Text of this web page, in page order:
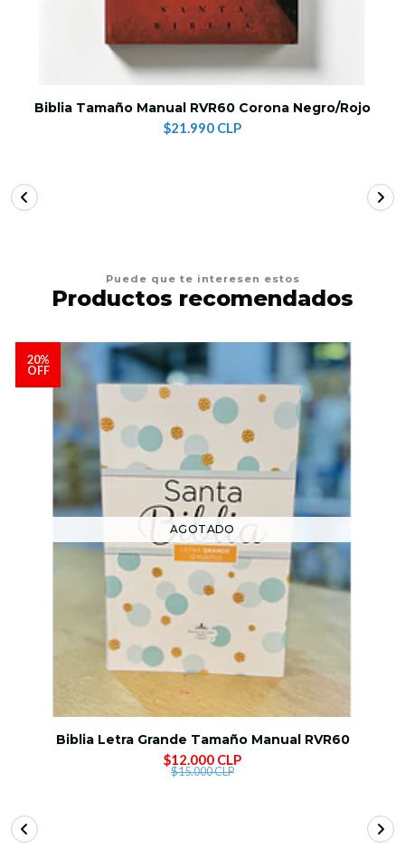
Biblia Tamaño Manual RVR60 Corona Negro/Rojo
$21.990 CLP
Puede que te interesen estos
Productos recomendados
20%
OFF
AGOTADO
Biblia Letra Grande Tamaño Manual RVR60
$12.000 CLP
$15.000 CLP